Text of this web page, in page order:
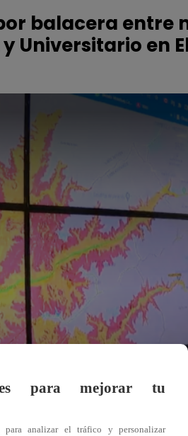
balacera entre
Universitario en
para mejorar tu
analizar el tráfico y personalizar